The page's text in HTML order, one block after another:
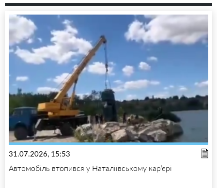
31.07.2026, 15:53
Автомобіль втопився у Наталіївському кар’єрі